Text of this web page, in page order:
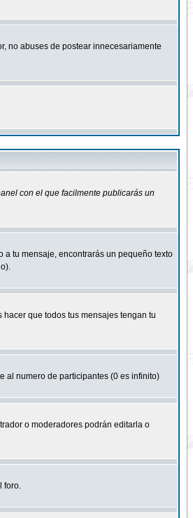
no abuses de postear innecesariamente
con el que facilmente publicarás un
tu mensaje, encontrarás un pequeño texto
que todos tus mensajes tengan tu
al numero de participantes (0 es infinito)
o moderadores podrán editarla o
foro.